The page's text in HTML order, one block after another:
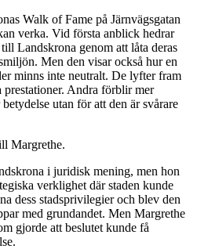
Walk of Fame på Järnvägsgatan
verka. Vid första anblick hedrar
Landskrona genom att låta deras
Men den visar också hur en
minns inte neutralt. De lyfter fram
prestationer. Andra förblir mer
utan för att den är svårare
Margrethe.
i juridisk mening, men hon
verklighet där staden kunde
dess stadsprivilegier och blev den
med grundandet. Men Margrethe
gjorde att beslutet kunde få